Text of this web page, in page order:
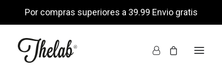
Por compras superiores a 39.99 Envio gratis
INICIO